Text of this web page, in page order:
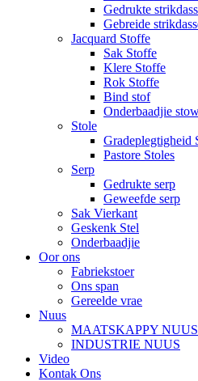
Gedrukte
Gebreide
Jacquard Stoffe
Sak Stoffe
Klere Stoffe
Rok Stoffe
Bind stof
Onderbaadjie
Stole
Gradeplegtigheid
Pastore Stoles
Serp
Gedrukte serp
Geweefde serp
Sak Vierkant
Geskenk Stel
Onderbaadjie
Oor ons
Fabriekstoer
Ons span
Gereelde vrae
Nuus
MAATSKAPPY NUUS
INDUSTRIE NUUS
Video
Kontak Ons